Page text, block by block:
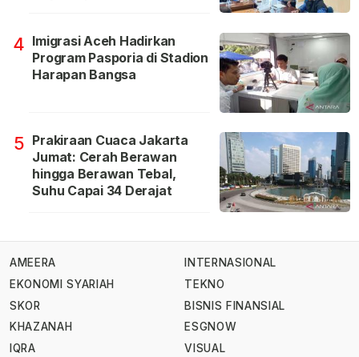
4 Imigrasi Aceh Hadirkan
Program Pasporia di Stadion
Harapan Bangsa
5 Prakiraan Cuaca Jakarta
Jumat: Cerah Berawan
hingga Berawan Tebal,
Suhu Capai 34 Derajat
AMEERA
EKONOMI SYARIAH
SKOR
KHAZANAH
IQRA
INTERNASIONAL
TEKNO
BISNIS FINANSIAL
ESGNOW
VISUAL